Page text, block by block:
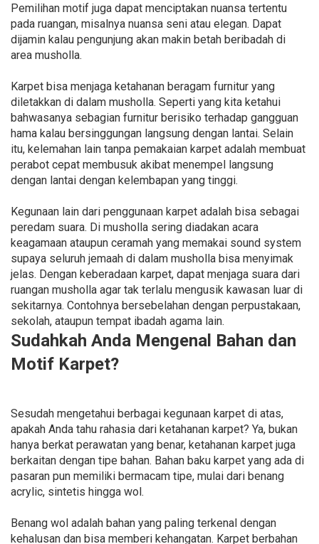
Pemilihan motif juga dapat menciptakan nuansa tertentu
pada ruangan, misalnya nuansa seni atau elegan. Dapat
dijamin kalau pengunjung akan makin betah beribadah di
area musholla.
Karpet bisa menjaga ketahanan beragam furnitur yang
diletakkan di dalam musholla. Seperti yang kita ketahui
bahwasanya sebagian furnitur berisiko terhadap gangguan
hama kalau bersinggungan langsung dengan lantai. Selain
itu, kelemahan lain tanpa pemakaian karpet adalah membuat
perabot cepat membusuk akibat menempel langsung
dengan lantai dengan kelembapan yang tinggi.
Kegunaan lain dari penggunaan karpet adalah bisa sebagai
peredam suara. Di musholla sering diadakan acara
keagamaan ataupun ceramah yang memakai sound system
supaya seluruh jemaah di dalam musholla bisa menyimak
jelas. Dengan keberadaan karpet, dapat menjaga suara dari
ruangan musholla agar tak terlalu mengusik kawasan luar di
sekitarnya. Contohnya bersebelahan dengan perpustakaan,
sekolah, ataupun tempat ibadah agama lain.
Sudahkah Anda Mengenal Bahan dan
Motif Karpet?
Sesudah mengetahui berbagai kegunaan karpet di atas,
apakah Anda tahu rahasia dari ketahanan karpet? Ya, bukan
hanya berkat perawatan yang benar, ketahanan karpet juga
berkaitan dengan tipe bahan. Bahan baku karpet yang ada di
pasaran pun memiliki bermacam tipe, mulai dari benang
acrylic, sintetis hingga wol.
Benang wol adalah bahan yang paling terkenal dengan
kehalusan dan bisa memberi kehangatan. Karpet berbahan